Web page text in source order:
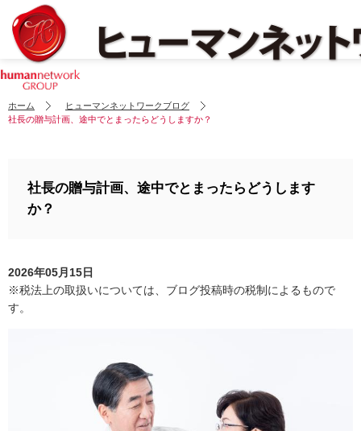
ホーム
ヒューマンネットワークブログ
社長の贈与計画、途中でとまったらどうしますか？
社長の贈与計画、途中でとまったらどうします
か？
2026年05月15日
※税法上の取扱いについては、ブログ投稿時の税制によるもので
す。